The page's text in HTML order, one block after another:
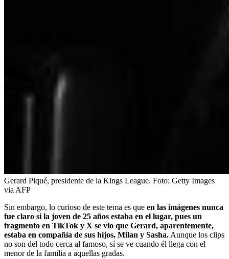
Gerard Piqué, presidente de la Kings League. Foto: Getty Images
via AFP
Sin embargo, lo curioso de este tema es que en las imágenes nunca
fue claro si la joven de 25 años estaba en el lugar, pues un
fragmento en TikTok y X se vio que Gerard, aparentemente,
estaba en compañía de sus hijos, Milan y Sasha. Aunque los clips
no son del todo cerca al famoso, sí se ve cuando él llega con el
menor de la familia a aquellas gradas.